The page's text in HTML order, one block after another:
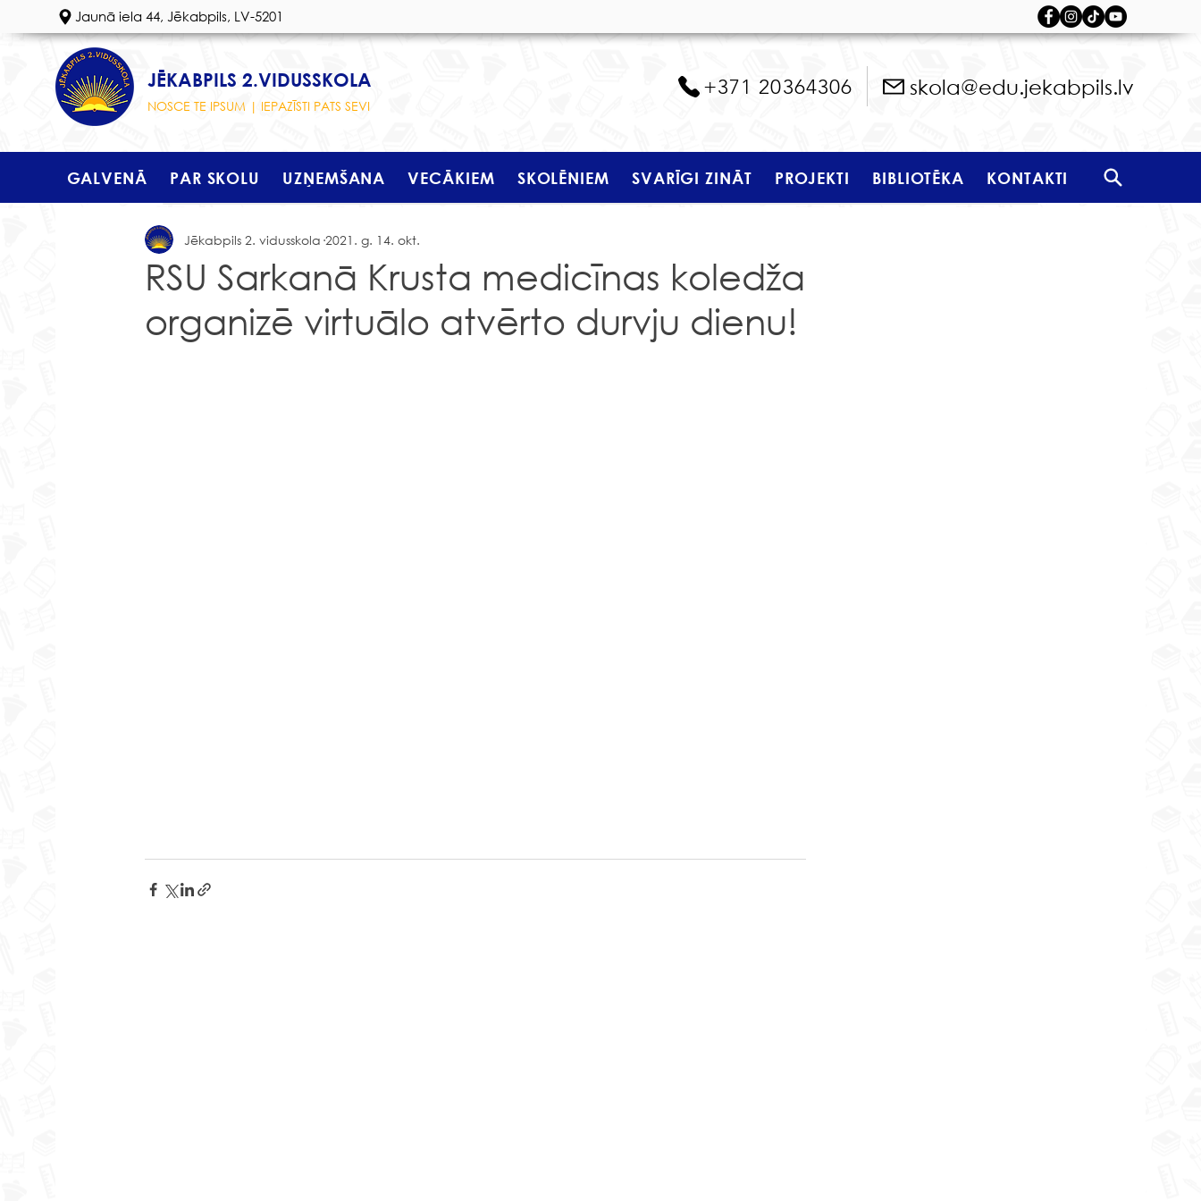
Jaunā iela 44, Jēkabpils, LV-5201
JĒKABPILS 2.VIDUSSKOLA
NOSCE TE IPSUM | IEPAZĪSTI PATS SEVI
+371 20364306 skola@edu.jekabpils.lv
GALVENĀ PAR SKOLU UZŅEMŠANA VECĀKIEM SKOLĒNIEM SVARĪGI ZINĀT PROJEKTI BIBLIOTĒKA KONTAKTI
RSU Sarkanā Krusta medicīnas koledža
organizē virtuālo atvērto durvju dienu!
Jēkabpils 2. vidusskola 2021. g. 14. okt.